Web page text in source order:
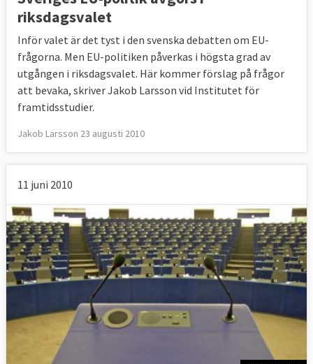
riksdagsvalet
Inför valet är det tyst i den svenska debatten om EU-
frågorna. Men EU-politiken påverkas i högsta grad av
utgången i riksdagsvalet. Här kommer förslag på frågor
att bevaka, skriver Jakob Larsson vid Institutet för
framtidsstudier.
Jakob Larsson 23 augusti 2010
11 juni 2010